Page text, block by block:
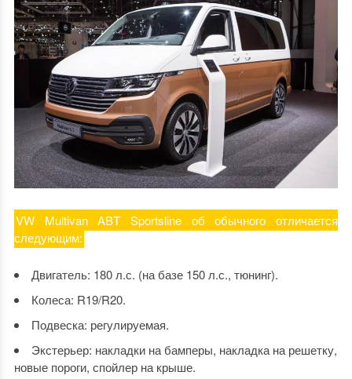
VW Multivan ABT Sportsline об обычного отличается
следующим:
Двигатель: 180 л.с. (на базе 150 л.с., тюнинг).
Колеса: R19/R20.
Подвеска: регулируемая.
Экстерьер: накладки на бамперы, накладка на решетку,
новые пороги, спойлер на крыше.